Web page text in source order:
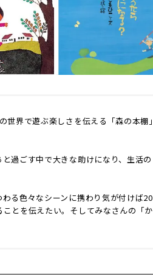
界で遊ぶ楽しさを伝える「森の本棚」
過ごす中で大きな助けになり、生活の
る色々なシーンに携わり気が付けば20
とを伝えたい。そしてみなさんの「か